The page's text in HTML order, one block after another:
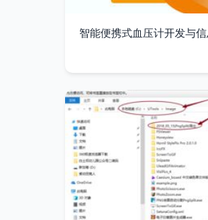
智能便携式血压计开发与